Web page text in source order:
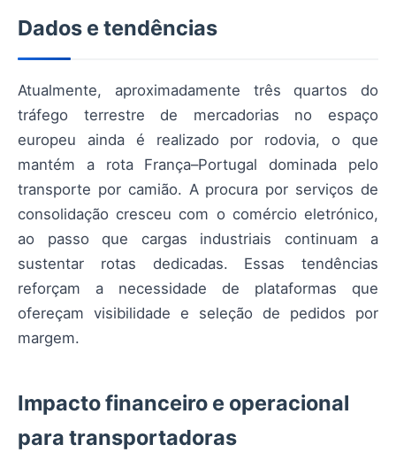
Dados e tendências
Atualmente, aproximadamente três quartos do
tráfego terrestre de mercadorias no espaço
europeu ainda é realizado por rodovia, o que
mantém a rota França–Portugal dominada pelo
transporte por camião. A procura por serviços de
consolidação cresceu com o comércio eletrónico,
ao passo que cargas industriais continuam a
sustentar rotas dedicadas. Essas tendências
reforçam a necessidade de plataformas que
ofereçam visibilidade e seleção de pedidos por
margem.
Impacto financeiro e operacional
para transportadoras